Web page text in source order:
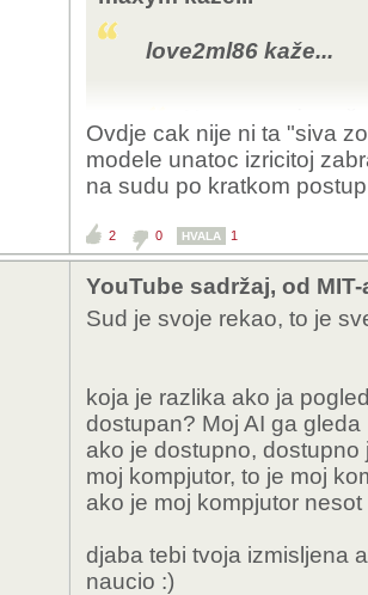
Onaj tko želi
za to) krši autorska
bez obzira što nije
love2ml86 kaže...
besplatno za
pravima.
Onaj tko želi
za to) krši autorska
bez obzira što nije
Ovdje cak nije ni ta "siva
modele unatoc izricitoj
na sudu po kratkom
2 0 HVALA 1
YouTube sadržaj, od
Sud je svoje rekao, to je
koja je razlika ako ja
dostupan? Moj AI ga gleda
ako je dostupno, dostupno
moj kompjutor, to je moj
ako je moj kompjutor
djaba tebi tvoja izmisljena
naucio :)